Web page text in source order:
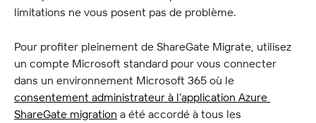
limitations ne vous posent pas de problème.
Pour profiter pleinement de ShareGate Migrate, utilisez
un compte Microsoft standard pour vous connecter
dans un environnement Microsoft 365 où le
consentement administrateur à l’application Azure
ShareGate migration a été accordé à tous les